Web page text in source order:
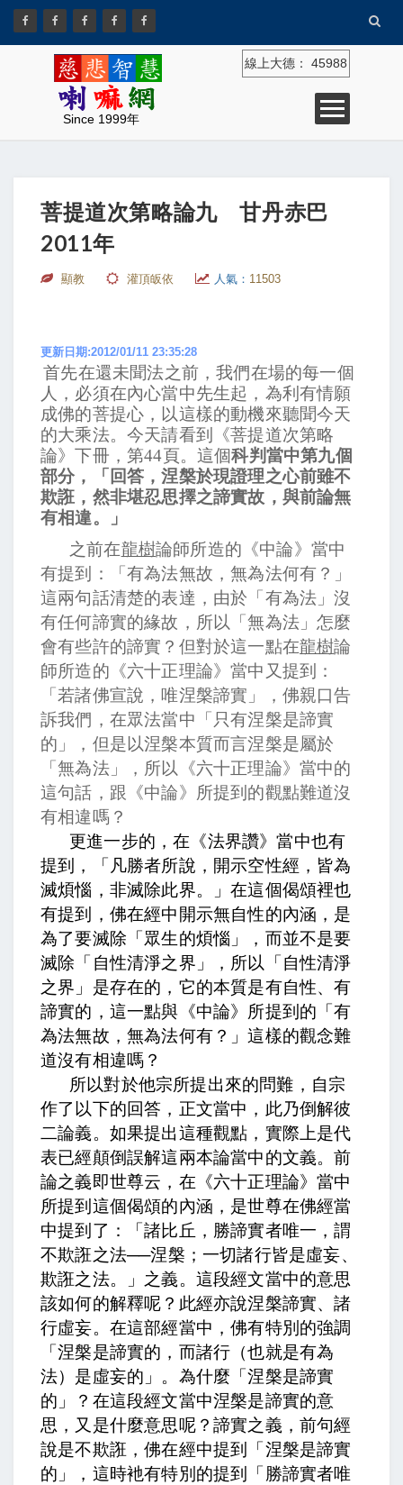
Since 1999年
線上大德： 45988
菩提道次第略論九 甘丹赤巴
2011年
顯教 灌頂皈依 人氣： 11503
更新日期:2012/01/11 23:35:28
首先在還未聞法之前，我們在場的每一個
人，必須在內心當中先生起，為利有情願
成佛的菩提心，以這樣的動機來聽聞今天
的大乘法。今天請看到《菩提道次第略
論》下冊，第44頁。這個科判當中第九個
部分，「回答，涅槃於現證理之心前雖不
欺誑，然非堪忍思擇之諦實故，與前論無
有相違。」
之前在龍樹論師所造的《中論》當中
有提到：「有為法無故，無為法何有？」
這兩句話清楚的表達，由於「有為法」沒
有任何諦實的緣故，所以「無為法」怎麼
會有些許的諦實？但對於這一點在龍樹論
師所造的《六十正理論》當中又提到：
「若諸佛宣說，唯涅槃諦實」，佛親口告
訴我們，在眾法當中「只有涅槃是諦實
的」，但是以涅槃本質而言涅槃是屬於
「無為法」，所以《六十正理論》當中的
這句話，跟《中論》所提到的觀點難道沒
有相違嗎？
更進一步的，在《法界讚》當中也有
提到，「凡勝者所說，開示空性經，皆為
滅煩惱，非滅除此界。」在這個偈頌裡也
有提到，佛在經中開示無自性的內涵，是
為了要滅除「眾生的煩惱」，而並不是要
滅除「自性清淨之界」，所以「自性清淨
之界」是存在的，它的本質是有自性、有
諦實的，這一點與《中論》所提到的「有
為法無故，無為法何有？」這樣的觀念難
道沒有相違嗎？
所以對於他宗所提出來的問難，自宗
作了以下的回答，正文當中， 此乃倒解彼
二論義。 如果提出這種觀點，實際上是代
表已經顛倒誤解這兩本論當中的文義。前
論之義即世尊云， 在《六十正理論》當中
所提到這個偈頌的內涵，是世尊在佛經當
中提到了：
「諸比丘，勝諦實者唯一，謂
不欺誑之法──涅槃；一切諸行皆是虛妄、
欺誑之法。」之義。 這段經文當中的意思
該如何的解釋呢？ 此經亦說涅槃諦實、諸
行虛妄。 在這部經當中，佛有特別的強調
「涅槃是諦實的，而諸行（也就是有為
法）是虛妄的」。為什麼「涅槃是諦實
的」？在這段經文當中涅槃是諦實的意
思，又是什麼意思呢？ 諦實之義，前句經
說是不欺誑，佛在經中提到「涅槃是諦實
的」，這時衪有特別的提到「勝諦實者唯